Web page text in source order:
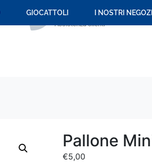
+39 059 694 092
Assistenza clienti
GIOCATTOLI I NOSTRI NEGOZI
Pallone
€5,00